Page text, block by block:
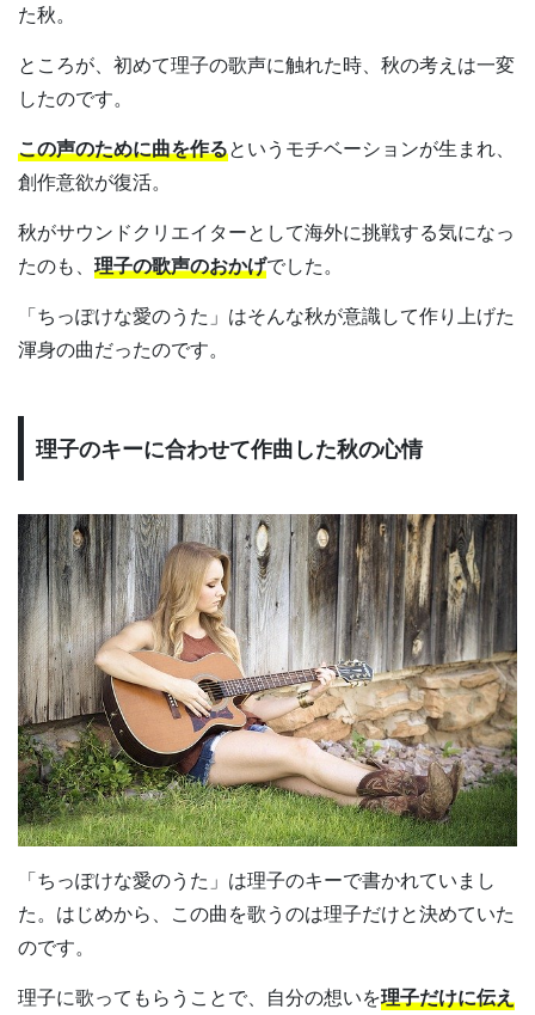
た秋。
ところが、初めて理子の歌声に触れた時、秋の考えは一変
したのです。
この声のために曲を作るというモチベーションが生まれ、
創作意欲が復活。
秋がサウンドクリエイターとして海外に挑戦する気になっ
たのも、 理子の歌声のおかげでした。
「ちっぽけな愛のうた」はそんな秋が意識して作り上げた
渾身の曲だったのです。
理子のキーに合わせて作曲した秋の心情
「ちっぽけな愛のうた」は理子のキーで書かれていまし
た。はじめから、この曲を歌うのは理子だけと決めていた
のです。
理子に歌ってもらうことで、自分の想いを理子だけに伝え